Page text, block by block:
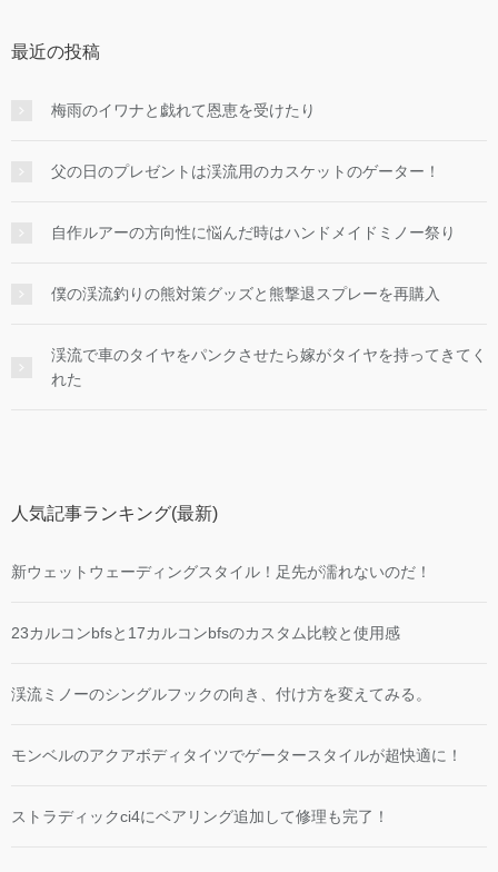
最近の投稿
梅雨のイワナと戯れて恩恵を受けたり
父の日のプレゼントは渓流用のカスケットのゲーター！
自作ルアーの方向性に悩んだ時はハンドメイドミノー祭り
僕の渓流釣りの熊対策グッズと熊撃退スプレーを再購入
渓流で車のタイヤをパンクさせたら嫁がタイヤを持ってきてく
れた
人気記事ランキング(最新)
新ウェットウェーディングスタイル！足先が濡れないのだ！
23カルコンbfsと17カルコンbfsのカスタム比較と使用感
渓流ミノーのシングルフックの向き、付け方を変えてみる。
モンベルのアクアボディタイツでゲータースタイルが超快適に！
ストラディックci4にベアリング追加して修理も完了！